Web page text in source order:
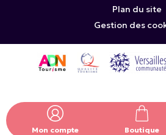
Mon compte Boutique
Plan du site
Gestion des